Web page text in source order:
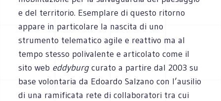
e del territorio. Esemplare di questo ritorno
appare in particolare la nascita di uno
strumento telematico agile e reattivo ma al
tempo stesso polivalente e articolato come il
sito web eddyburgcurato a partire dal 2003 su
base volontaria da Edoardo Salzano con l’ausilio
di una ramificata rete di collaboratori tra cui